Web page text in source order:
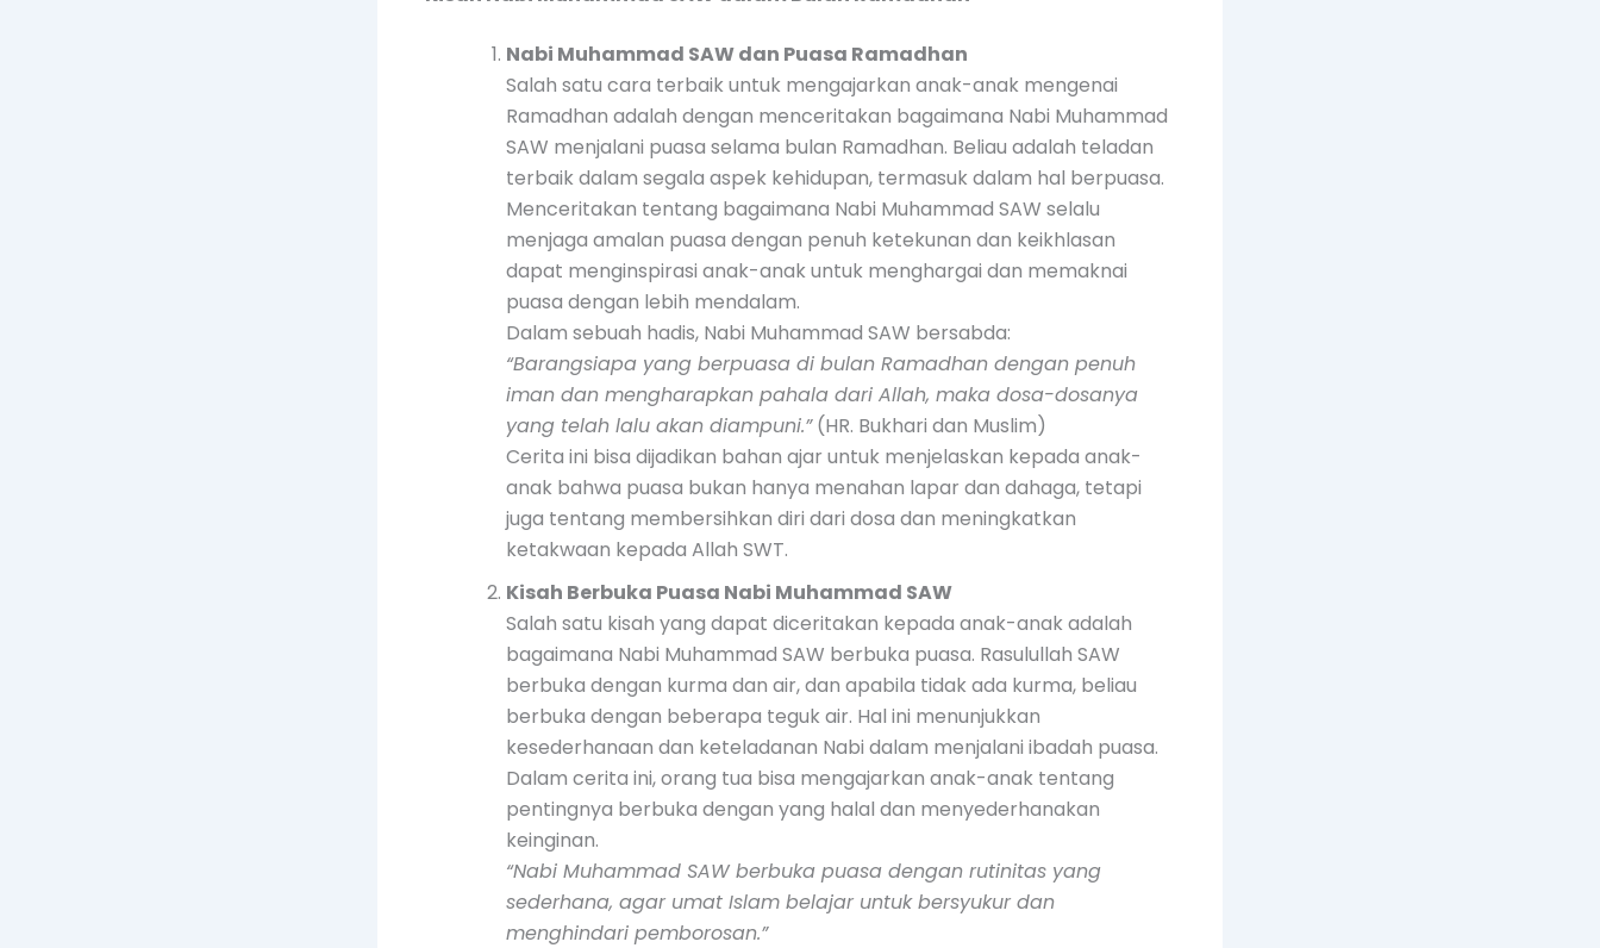
Nabi Muhammad SAW dan Puasa Ramadhan
Salah satu cara terbaik untuk mengajarkan anak-anak mengenai
Ramadhan adalah dengan menceritakan bagaimana Nabi Muhammad
SAW menjalani puasa selama bulan Ramadhan. Beliau adalah teladan
terbaik dalam segala aspek kehidupan, termasuk dalam hal berpuasa.
Menceritakan tentang bagaimana Nabi Muhammad SAW selalu
menjaga amalan puasa dengan penuh ketekunan dan keikhlasan
dapat menginspirasi anak-anak untuk menghargai dan memaknai
puasa dengan lebih mendalam.
Dalam sebuah hadis, Nabi Muhammad SAW bersabda:
“Barangsiapa yang berpuasa di bulan Ramadhan dengan penuh
iman dan mengharapkan pahala dari Allah, maka dosa-dosanya
yang telah lalu akan diampuni.”(HR. Bukhari dan Muslim)
Cerita ini bisa dijadikan bahan ajar untuk menjelaskan kepada anak-
anak bahwa puasa bukan hanya menahan lapar dan dahaga, tetapi
juga tentang membersihkan diri dari dosa dan meningkatkan
ketakwaan kepada Allah SWT.
Kisah Berbuka Puasa Nabi Muhammad SAW
Salah satu kisah yang dapat diceritakan kepada anak-anak adalah
bagaimana Nabi Muhammad SAW berbuka puasa. Rasulullah SAW
berbuka dengan kurma dan air, dan apabila tidak ada kurma, beliau
berbuka dengan beberapa teguk air. Hal ini menunjukkan
kesederhanaan dan keteladanan Nabi dalam menjalani ibadah puasa.
Dalam cerita ini, orang tua bisa mengajarkan anak-anak tentang
pentingnya berbuka dengan yang halal dan menyederhanakan
keinginan.
“Nabi Muhammad SAW berbuka puasa dengan rutinitas yang
sederhana, agar umat Islam belajar untuk bersyukur dan
menghindari pemborosan.”